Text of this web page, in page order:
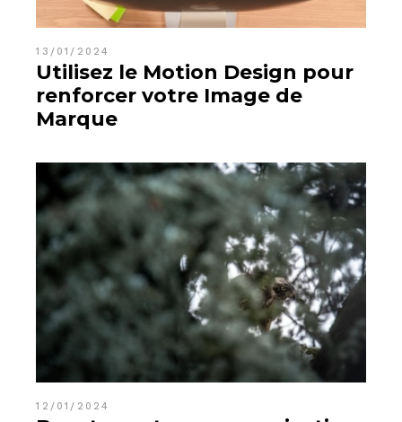
13/01/2024
Utilisez le Motion Design pour
renforcer votre Image de
Marque
12/01/2024